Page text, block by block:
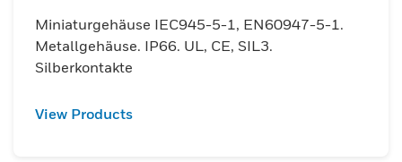
Miniaturgehäuse IEC945-5-1, EN60947-5-1.
Metallgehäuse. IP66. UL, CE, SIL3.
Silberkontakte
View Products